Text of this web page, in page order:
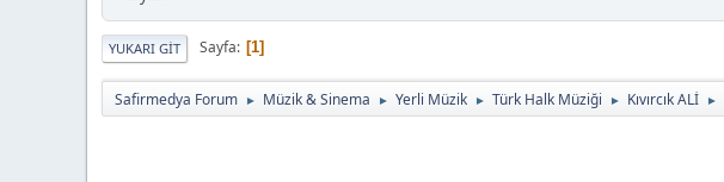
YUKARI GIT Sayfa 1
Safirmedya Forum ► Müzik & Sinema ► Yerli Müzik ► Türk Halk Müziği ► Kıvırcık ALİ ►